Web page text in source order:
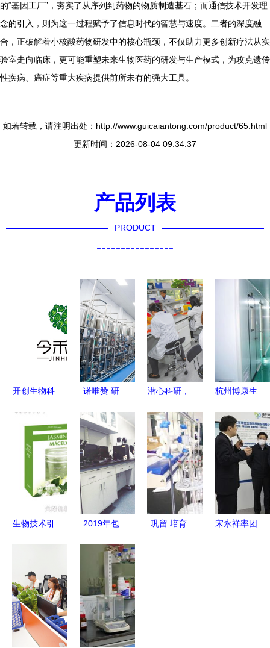
的“基因工厂”，夯实了从序列到药物的物质制造基石；而通信技术开发理
念的引入，则为这一过程赋予了信息时代的智慧与速度。二者的深度融
合，正破解着小核酸药物研发中的核心瓶颈，不仅助力更多创新疗法从实
验室走向临床，更可能重塑未来生物医药的研发与生产模式，为攻克遗传
性疾病、癌症等重大疾病提供前所未有的强大工具。
如若转载，请注明出处：http://www.guicaiantong.com/product/65.html
更新时间：2026-08-04 09:34:37
产品列表
PRODUCT
----------------
开创生物科
前沿研发驱
动未来健康
诺唯赞 研
齐下，生物
领域一
路“狂飙”
潜心科研，
业“芯”与通
信技术开发
的双重革命
杭州博康生
信技术开发
领域的创新
探索
生物技术引
宝莉的研发
之路
2019年包
技进展
巩留 培育
宋永祥率团